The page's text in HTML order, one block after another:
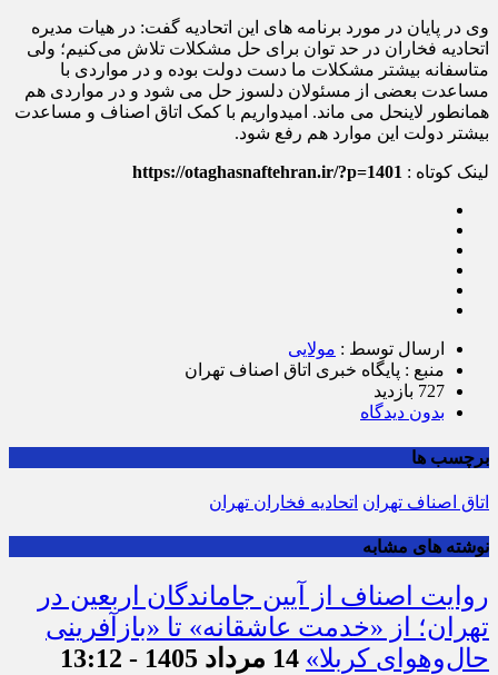
وی در پایان در مورد برنامه های این اتحادیه گفت: در هیات مدیره
اتحادیه فخاران در حد توان برای حل مشکلات تلاش می‌کنیم؛ ولی
متاسفانه بیشتر مشکلات ما دست دولت بوده و در مواردی با
مساعدت بعضی از مسئولان دلسوز حل می شود و در مواردی هم
همانطور لاینحل می ماند. امیدواریم با کمک اتاق اصناف و مساعدت
بیشتر دولت این موارد هم رفع شود.
لینک کوتاه : https://otaghasnaftehran.ir/?p=1401
ارسال توسط : مولایی
منبع : پایگاه خبری اتاق اصناف تهران
727 بازدید
بدون دیدگاه
برچسب ها
اتاق اصناف تهران اتحادیه فخاران تهران
نوشته های مشابه
روایت اصناف از آیین جاماندگان اربعین در
تهران؛ از «خدمت عاشقانه» تا «بازآفرینی
حال‌وهوای کربلا» 14 مرداد 1405 - 13:12